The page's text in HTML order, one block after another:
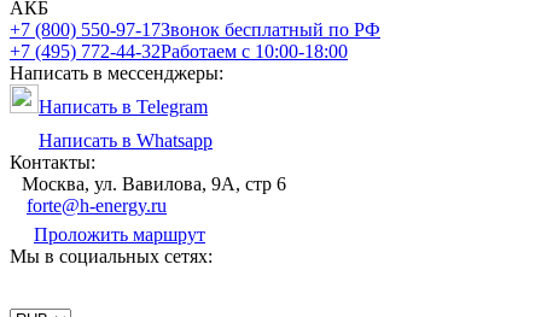
PowerSafe V FT
класс UL94V-0
Диапазон емкости - 31-190 Ач
Система: герметизированная (AGM)
Вид положительного электрода - решетчатая пластина
Сплав положительного электрода - свинец-кальций-
олово
Характерное время разряда - 5 мин-10 часов
Интервал между доливом воды - не требуется
Длительный срок службы –более 12 лет(категория
"VeryLongLife" по классификации Eurobat2015)
АКБ
+7 (800) 550-97-17Звонок бесплатный по РФ
+7 (495) 772-44-32Работаем с 10:00-18:00
Написать в мессенджеры:
Написать в Telegram
Написать в Whatsapp
Контакты:
Москва, ул. Вавилова, 9А, стр 6
forte@h-energy.ru
Проложить маршрут
Мы в социальных сетях: